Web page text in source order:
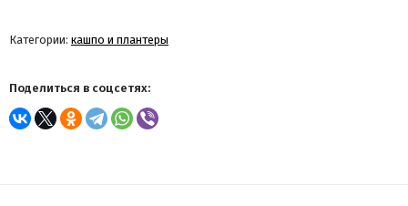
Категории: кашпо и плантеры
Поделиться в соцсетях: